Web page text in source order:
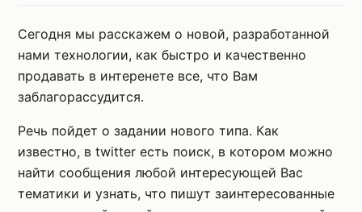
Сегодня мы расскажем о новой, разработанной
нами технологии, как быстро и качественно
продавать в интеренете все, что Вам
заблагорассудится.
Речь пойдет о задании нового типа. Как
известно, в twitter есть поиск, в котором можно
найти сообщения любой интересующей Вас
тематики и узнать, что пишут заинтересованные